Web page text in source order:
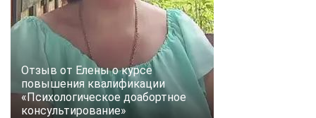
Отзыв от Елены о курсе
повышения квалификации
«Психологическое доабортное
консультирование»